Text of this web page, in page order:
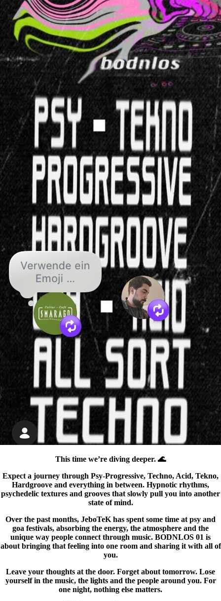
This time we’re diving deeper. 🌊
Expect a journey through Psy-Progressive, Techno, Acid, Tekno,
Hardgroove and everything in between. Hypnotic rhythms,
psychedelic textures and grooves that slowly pull you into another
state of mind.
Over the past months, JeboTeK has spent some time at psy and
goa festivals, absorbing the energy, the atmosphere and the
unique way people connect through music. BODNLOS 01 is
about bringing that feeling into one room and sharing it with all of
you.
Leave your thoughts at the door. Forget about tomorrow. Lose
yourself in the music, the lights and the people around you. For
one night, nothing else matters.